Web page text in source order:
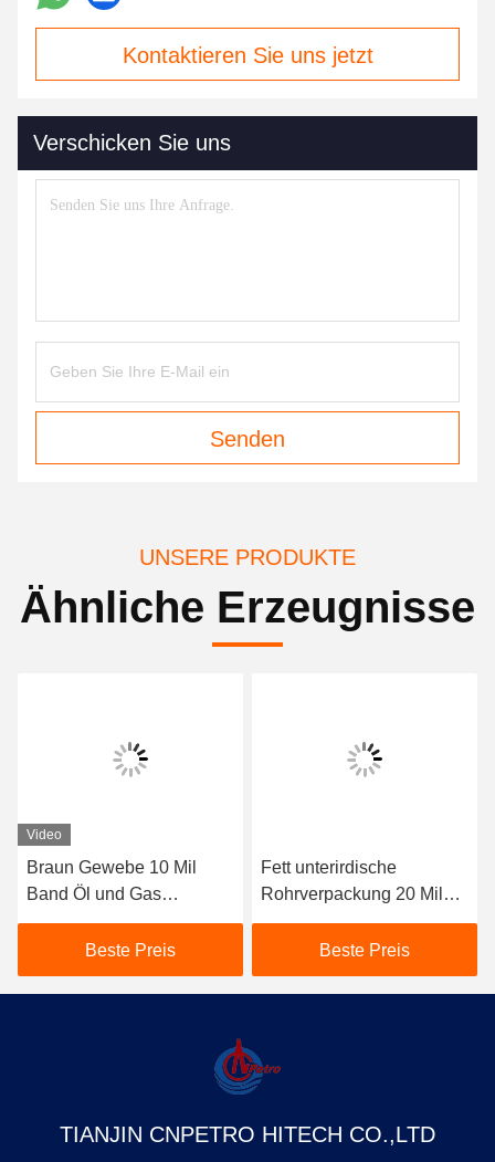
Kontaktieren Sie uns jetzt
Verschicken Sie uns
Senden
UNSERE PRODUKTE
Ähnliche Erzeugnisse
Video
Braun Gewebe 10 Mil
Band Öl und Gas
Untergrundrohr Wrap
Beste Preis
Fett unterirdische
Rohrverpackung 20 Mil
SGS zertifiziert
Beste Preis
TIANJIN CNPETRO HITECH CO.,LTD